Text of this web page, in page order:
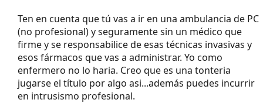
Ten en cuenta que tú vas a ir en una ambulancia de PC
(no profesional) y seguramente sin un médico que
firme y se responsabilice de esas técnicas invasivas y
esos fármacos que vas a administrar. Yo como
enfermero no lo haria. Creo que es una tonteria
jugarse el título por algo asi...además puedes incurrir
en intrusismo profesional.